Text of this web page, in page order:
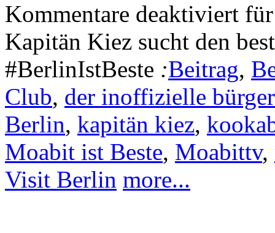
Kommentare deaktiviert
Kapitän Kiez sucht den
#BerlinIstBeste :Beitrag,
Club, der inoffizielle
Berlin, kapitän kiez,
Moabit ist Beste, Moabittv,
Visit Berlin more...